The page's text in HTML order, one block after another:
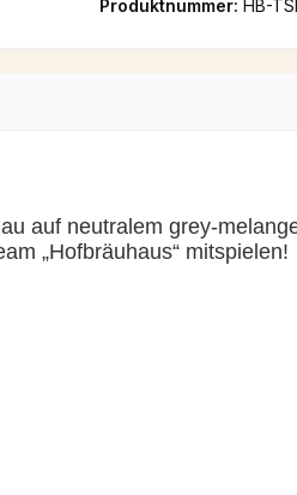
Produktnummer: HB-
auf neutralem grey-
„Hofbräuhaus“ mitspielen!